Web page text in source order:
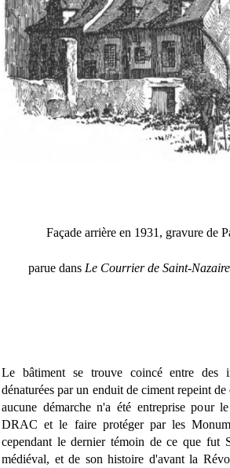
Façade arrière en 1931, gravure de
parue dans Le Courrier de Saint-Nazaire
Le bâtiment se trouve coincé entre des
dénaturées par un enduit de ciment repeint
aucune démarche n'a été entreprise pour
DRAC et le faire protéger par les
cependant le dernier témoin de ce que fut
médiéval, et de son histoire d'avant la